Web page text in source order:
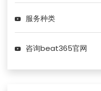
服务种类
咨询beat365官网